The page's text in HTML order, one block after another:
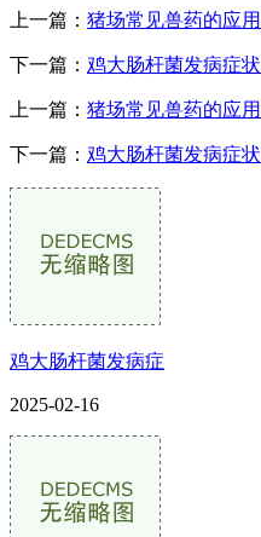
上一篇： 猪场常见兽药的应用
下一篇： 鸡大肠杆菌发病症状
上一篇： 猪场常见兽药的应用
下一篇： 鸡大肠杆菌发病症状
鸡大肠杆菌发病症
2025-02-16